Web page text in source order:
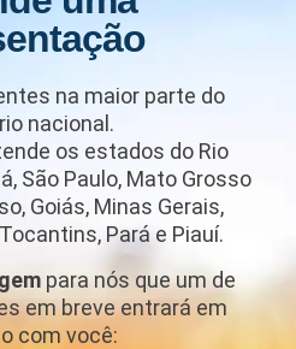
na maior parte do
nacional.
os estados do Rio
São Paulo, Mato Grosso
Goiás, Minas Gerais,
Pará e Piauí.
para nós que um de
em breve entrará em
com você: